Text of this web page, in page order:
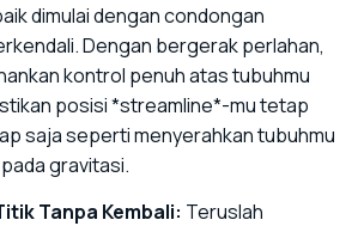
dimulai dengan condongan
Dengan bergerak perlahan,
kontrol penuh atas tubuhmu
posisi *streamline*-mu tetap
saja seperti menyerahkan tubuhmu
gravitasi.
Tanpa Kembali: Teruslah